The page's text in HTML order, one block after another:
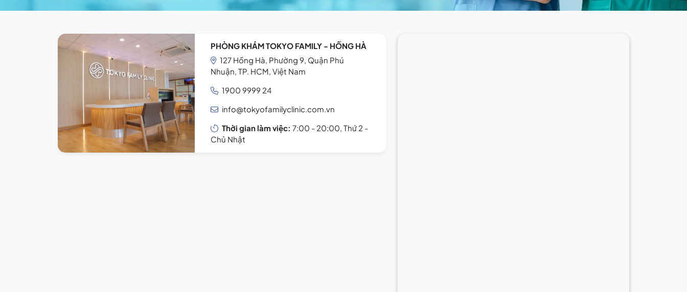
PHÒNG KHÁM TOKYO FAMILY - HỒNG HÀ
127 Hồng Hà, Phường 9, Quận Phú
Nhuận, TP. HCM, Việt Nam
1900 9999 24
info@tokyofamilyclinic.com.vn
Thời gian làm việc: 7:00 - 20:00, Thứ 2 -
Chủ Nhật